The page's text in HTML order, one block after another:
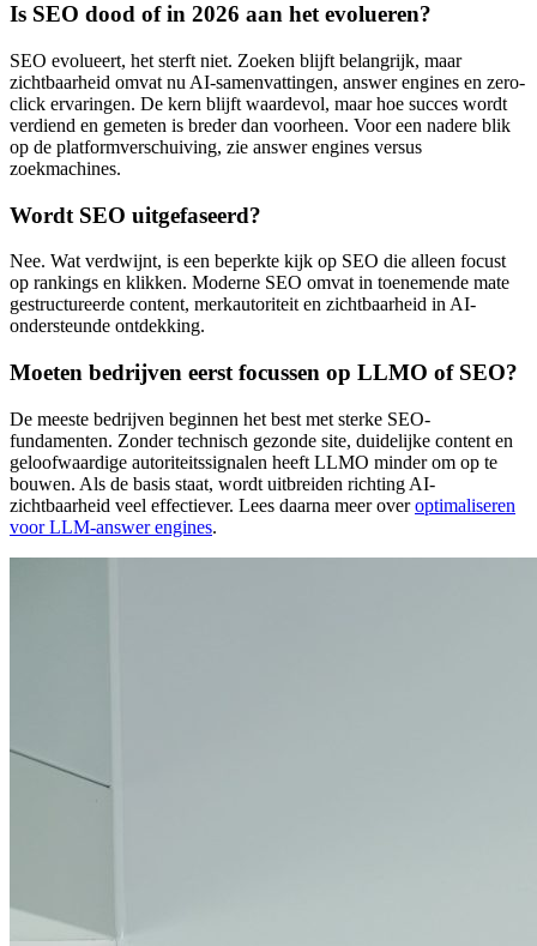
Is SEO dood of in 2026 aan het evolueren?
SEO evolueert, het sterft niet. Zoeken blijft belangrijk, maar
zichtbaarheid omvat nu AI-samenvattingen, answer engines en zero-
click ervaringen. De kern blijft waardevol, maar hoe succes wordt
verdiend en gemeten is breder dan voorheen. Voor een nadere blik
op de platformverschuiving, zie answer engines versus
zoekmachines.
Wordt SEO uitgefaseerd?
Nee. Wat verdwijnt, is een beperkte kijk op SEO die alleen focust
op rankings en klikken. Moderne SEO omvat in toenemende mate
gestructureerde content, merkautoriteit en zichtbaarheid in AI-
ondersteunde ontdekking.
Moeten bedrijven eerst focussen op LLMO of SEO?
De meeste bedrijven beginnen het best met sterke SEO-
fundamenten. Zonder technisch gezonde site, duidelijke content en
geloofwaardige autoriteitssignalen heeft LLMO minder om op te
bouwen. Als de basis staat, wordt uitbreiden richting AI-
zichtbaarheid veel effectiever. Lees daarna meer overoptimaliseren
voor LLM-answer engines.